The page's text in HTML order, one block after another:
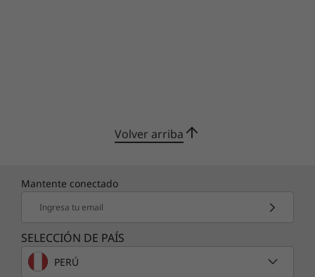
Volver arriba
Mantente conectado
Ingresa tu email
SELECCIÓN DE PAÍS
PERÚ